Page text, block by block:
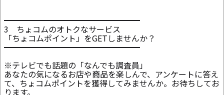
━━━━━━━━━━━━━━━━━
3 ちょコムのオトクなサービス
「ちょコムポイント」をGETしませんか？
━━━━━━━━━━━━━━━━━
※テレビでも話題の「なんでも調査員」
あなたの気になるお店や商品を楽しんで、アンケートに答え
て、ちょコムポイントを獲得してみませんか。お待ちしてお
ります。